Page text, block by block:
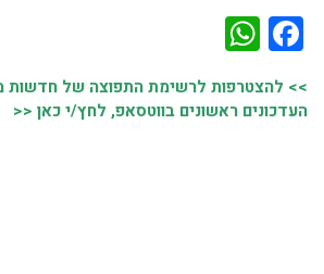
Facebook
>> להצטרפות לרשימת התפוצה של חדשות
העדכונים ראשונים בווטסאפ, לחץ/י כאן <<